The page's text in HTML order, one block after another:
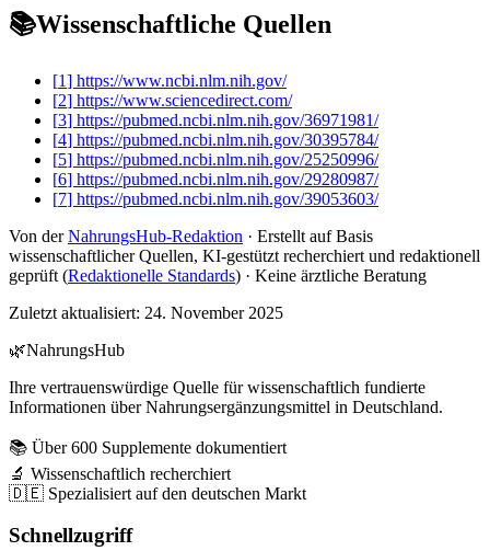
📚Wissenschaftliche Quellen
[1] https://www.ncbi.nlm.nih.gov/
[2] https://www.sciencedirect.com/
[3] https://pubmed.ncbi.nlm.nih.gov/36971981/
[4] https://pubmed.ncbi.nlm.nih.gov/30395784/
[5] https://pubmed.ncbi.nlm.nih.gov/25250996/
[6] https://pubmed.ncbi.nlm.nih.gov/29280987/
[7] https://pubmed.ncbi.nlm.nih.gov/39053603/
Von der NahrungsHub-Redaktion · Erstellt auf Basis
wissenschaftlicher Quellen, KI-gestützt recherchiert und redaktionell
geprüft (Redaktionelle Standards) · Keine ärztliche Beratung
Zuletzt aktualisiert: 24. November 2025
🌿NahrungsHub
Ihre vertrauenswürdige Quelle für wissenschaftlich fundierte
Informationen über Nahrungsergänzungsmittel in Deutschland.
📚 Über 600 Supplemente dokumentiert
🔬 Wissenschaftlich recherchiert
🇩🇪 Spezialisiert auf den deutschen Markt
Schnellzugriff